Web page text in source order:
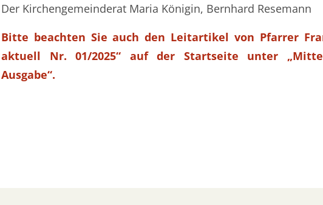
Der Kirchengemeinderat Maria Königin, Bernhard Resemann
Bitte beachten Sie auch den Leitartikel von Pfarrer
aktuell Nr. 01/2025“ auf der Startseite unter
Ausgabe“.